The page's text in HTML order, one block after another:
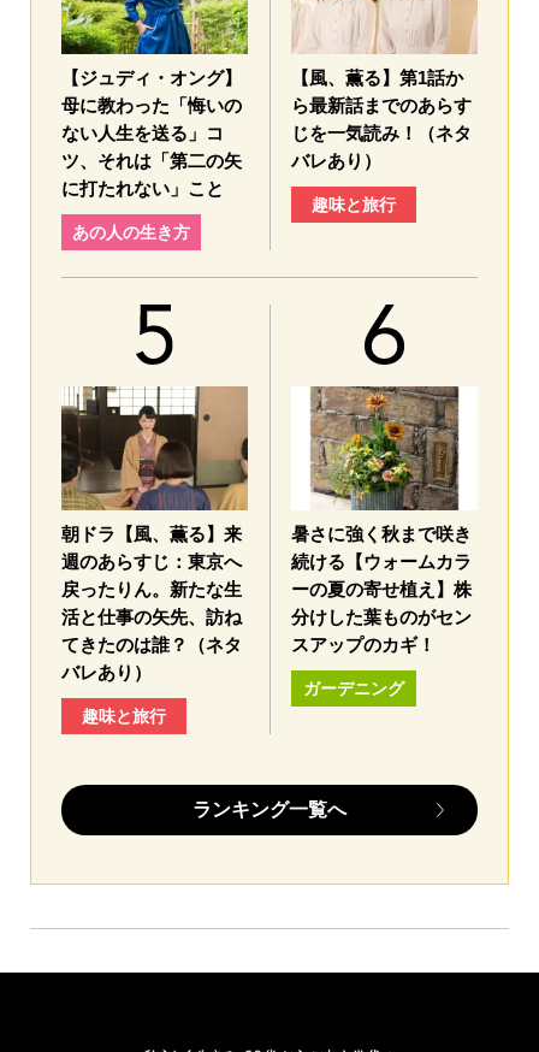
【ジュディ・オング】
母に教わった「悔いの
ない人生を送る」コ
ツ、それは「第二の矢
に打たれない」こと
あの人の生き方
【風、薫る】第1話か
ら最新話までのあらす
じを一気読み！（ネタ
バレあり）
趣味と旅行
朝ドラ【風、薫る】来
週のあらすじ：東京へ
戻ったりん。新たな生
活と仕事の矢先、訪ね
てきたのは誰？（ネタ
バレあり）
趣味と旅行
暑さに強く秋まで咲き
続ける【ウォームカラ
ーの夏の寄せ植え】株
分けした葉ものがセン
スアップのカギ！
ガーデニング
ランキング一覧へ